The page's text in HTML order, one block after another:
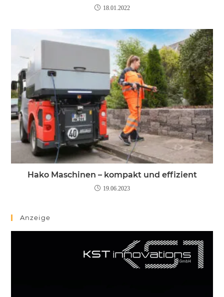
18.01.2022
Hako Maschinen – kompakt und effizient
19.06.2023
Anzeige